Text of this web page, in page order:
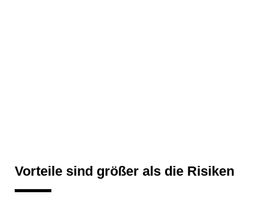
Vorteile sind größer als die Risiken